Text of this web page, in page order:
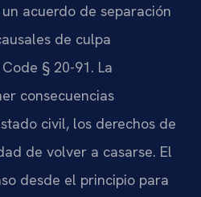
acuerdo de separación
de culpa
§ 20-91. La
consecuencias
civil, los derechos de
de volver a casarse. El
desde el principio para